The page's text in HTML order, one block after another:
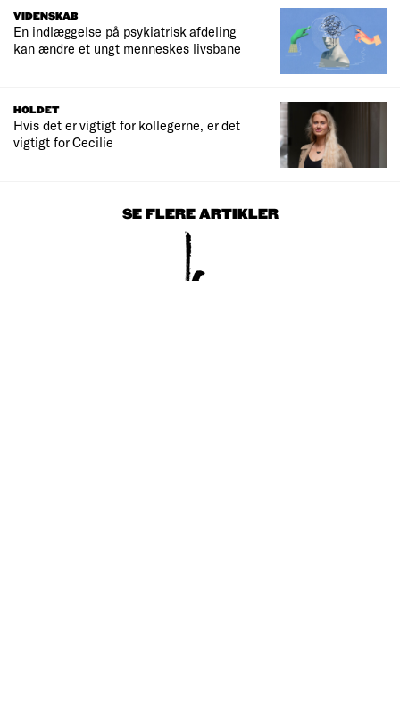
VIDENSKAB
En indlæggelse på psykiatrisk afdeling
kan ændre et ungt menneskes livsbane
HOLDET
Hvis det er vigtigt for kollegerne, er det
vigtigt for Cecilie
SE FLERE ARTIKLER